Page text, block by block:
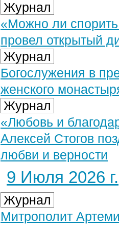
Журнал
«Можно ли
провел открытый
Журнал
Богослужения в
женского
Журнал
«Любовь и
Алексей Стогов
любви и верности
9 Июля 2026 г.
Журнал
Митрополит